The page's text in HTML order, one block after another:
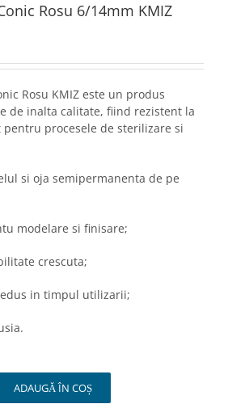
Rosu 6/14mm KMIZ
Rosu KMIZ este un produs
de inalta calitate, fiind rezistent la
procesele de sterilizare si
si oja semipermanenta de pe
modelare si finisare;
crescuta;
in timpul utilizarii;
ADAUGĂ ÎN COȘ